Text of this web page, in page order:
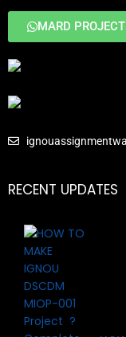
MARD
RECENT UPDATES